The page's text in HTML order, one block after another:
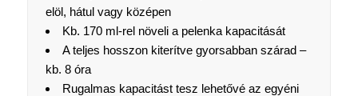
elöl, hátul vagy középen
Kb. 170 ml-rel növeli a pelenka kapacitását
A teljes hosszon kiterítve gyorsabban szárad –
kb. 8 óra
Rugalmas kapacitást tesz lehetővé az egyéni